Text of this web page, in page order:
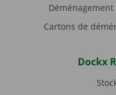
Cartons de
Dockx